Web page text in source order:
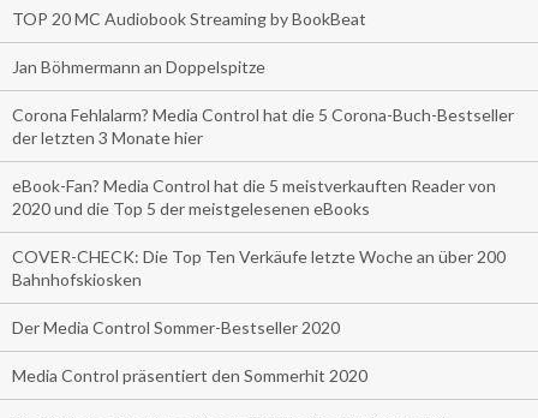
TOP 20 MC Audiobook Streaming by BookBeat
Jan Böhmermann an Doppelspitze
Corona Fehlalarm? Media Control hat die 5 Corona-Buch-Bestseller
der letzten 3 Monate hier
eBook-Fan? Media Control hat die 5 meistverkauften Reader von
2020 und die Top 5 der meistgelesenen eBooks
COVER-CHECK: Die Top Ten Verkäufe letzte Woche an über 200
Bahnhofskiosken
Der Media Control Sommer-Bestseller 2020
Media Control präsentiert den Sommerhit 2020